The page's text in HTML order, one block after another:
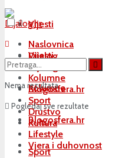
Nema rezultata
Pogledaj sve rezultate
Vijesti
Dijalog
Kolumne
Blogosfera.hr
Sport
Naslovnica
Vijesti
Dijalog
Kolumne
Blogosfera.hr
Sport
Društvo
Kultura
Lifestyle
Vjera i duhovnost